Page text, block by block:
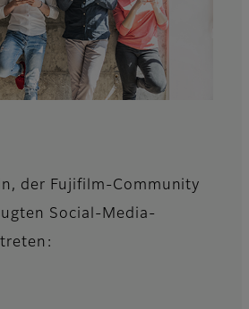
der Fujifilm-Community
Social-Media-